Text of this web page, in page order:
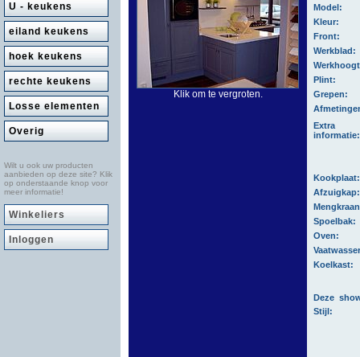
U - keukens
eiland keukens
hoek keukens
rechte keukens
Losse elementen
Overig
Wilt u ook uw producten
aanbieden op deze site? Klik
op onderstaande knop voor
meer informatie!
Winkeliers
Inloggen
Klik om te vergroten.
Model:
Kleur:
Front:
Werkblad:
Plint:
Grepen:
Extra
informatie:
Spoelbak:
Oven:
Koelkast:
Deze
Stijl: